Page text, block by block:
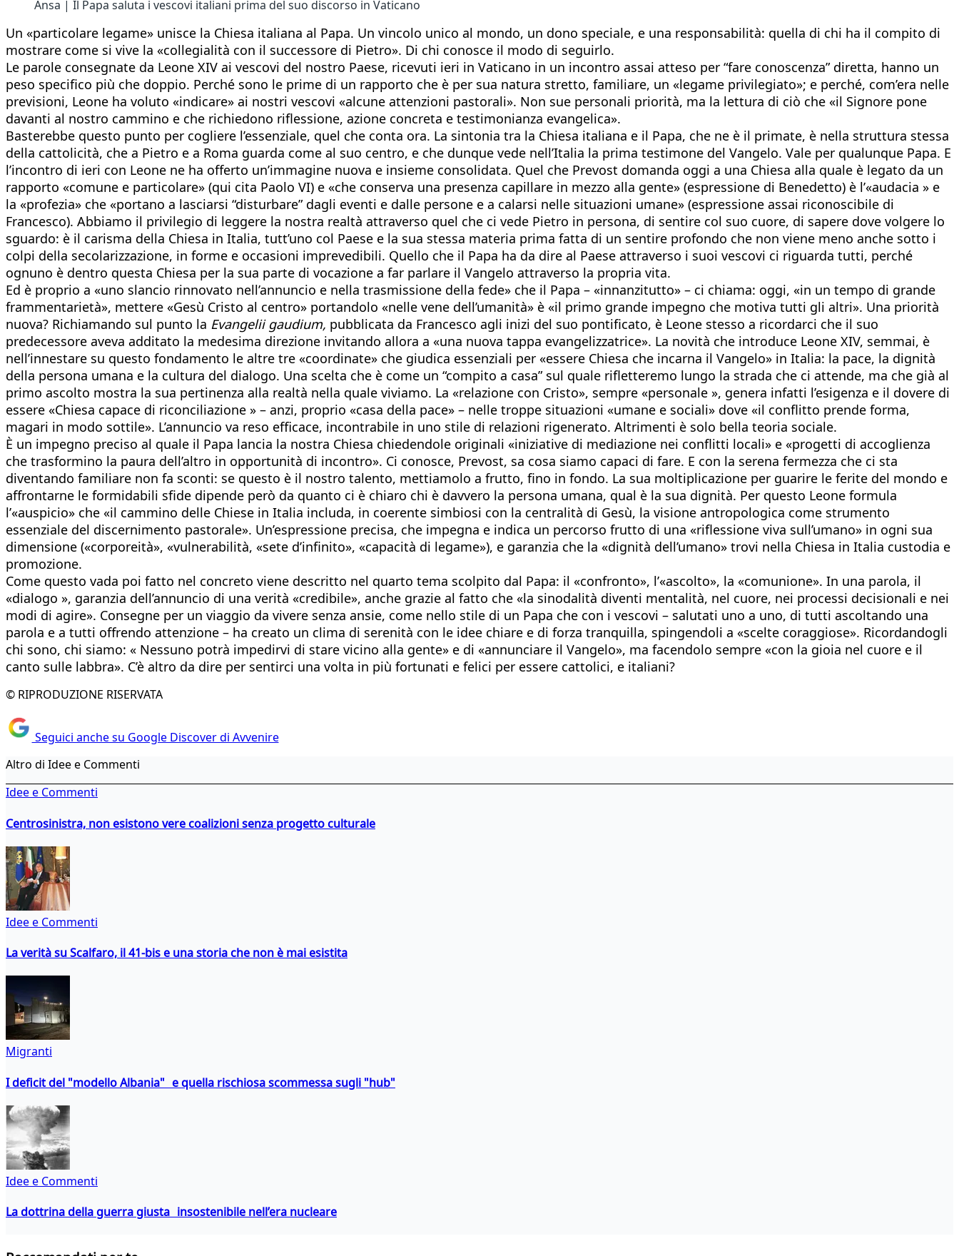
Ansa | Il Papa saluta i vescovi italiani prima del suo discorso in Vaticano
Un «particolare legame» unisce la Chiesa italiana al Papa. Un vincolo unico al mondo, un dono speciale, e una responsabilità: quella di chi ha il compito di
mostrare come si vive la «collegialità con il successore di Pietro». Di chi conosce il modo di seguirlo.
Le parole consegnate da Leone XIV ai vescovi del nostro Paese, ricevuti ieri in Vaticano in un incontro assai atteso per “fare conoscenza” diretta, hanno un
peso specifico più che doppio. Perché sono le prime di un rapporto che è per sua natura stretto, familiare, un «legame privilegiato»; e perché, com’era nelle
previsioni, Leone ha voluto «indicare» ai nostri vescovi «alcune attenzioni pastorali». Non sue personali priorità, ma la lettura di ciò che «il Signore pone
davanti al nostro cammino e che richiedono riflessione, azione concreta e testimonianza evangelica».
Basterebbe questo punto per cogliere l’essenziale, quel che conta ora. La sintonia tra la Chiesa italiana e il Papa, che ne è il primate, è nella struttura stessa
della cattolicità, che a Pietro e a Roma guarda come al suo centro, e che dunque vede nell’Italia la prima testimone del Vangelo. Vale per qualunque Papa. E
l’incontro di ieri con Leone ne ha offerto un’immagine nuova e insieme consolidata. Quel che Prevost domanda oggi a una Chiesa alla quale è legato da un
rapporto «comune e particolare» (qui cita Paolo VI) e «che conserva una presenza capillare in mezzo alla gente» (espressione di Benedetto) è l’«audacia » e
la «profezia» che «portano a lasciarsi “disturbare” dagli eventi e dalle persone e a calarsi nelle situazioni umane» (espressione assai riconoscibile di
Francesco). Abbiamo il privilegio di leggere la nostra realtà attraverso quel che ci vede Pietro in persona, di sentire col suo cuore, di sapere dove volgere lo
sguardo: è il carisma della Chiesa in Italia, tutt’uno col Paese e la sua stessa materia prima fatta di un sentire profondo che non viene meno anche sotto i
colpi della secolarizzazione, in forme e occasioni imprevedibili. Quello che il Papa ha da dire al Paese attraverso i suoi vescovi ci riguarda tutti, perché
ognuno è dentro questa Chiesa per la sua parte di vocazione a far parlare il Vangelo attraverso la propria vita.
Ed è proprio a «uno slancio rinnovato nell’annuncio e nella trasmissione della fede» che il Papa – «innanzitutto» – ci chiama: oggi, «in un tempo di grande
frammentarietà», mettere «Gesù Cristo al centro» portandolo «nelle vene dell’umanità» è «il primo grande impegno che motiva tutti gli altri». Una priorità
nuova? Richiamando sul punto la Evangelii gaudium, pubblicata da Francesco agli inizi del suo pontificato, è Leone stesso a ricordarci che il suo
predecessore aveva additato la medesima direzione invitando allora a «una nuova tappa evangelizzatrice». La novità che introduce Leone XIV, semmai, è
nell’innestare su questo fondamento le altre tre «coordinate» che giudica essenziali per «essere Chiesa che incarna il Vangelo» in Italia: la pace, la dignità
della persona umana e la cultura del dialogo. Una scelta che è come un “compito a casa” sul quale rifletteremo lungo la strada che ci attende, ma che già al
primo ascolto mostra la sua pertinenza alla realtà nella quale viviamo. La «relazione con Cristo», sempre «personale », genera infatti l’esigenza e il dovere di
essere «Chiesa capace di riconciliazione » – anzi, proprio «casa della pace» – nelle troppe situazioni «umane e sociali» dove «il conflitto prende forma,
magari in modo sottile». L’annuncio va reso efficace, incontrabile in uno stile di relazioni rigenerato. Altrimenti è solo bella teoria sociale.
È un impegno preciso al quale il Papa lancia la nostra Chiesa chiedendole originali «iniziative di mediazione nei conflitti locali» e «progetti di accoglienza
che trasformino la paura dell’altro in opportunità di incontro». Ci conosce, Prevost, sa cosa siamo capaci di fare. E con la serena fermezza che ci sta
diventando familiare non fa sconti: se questo è il nostro talento, mettiamolo a frutto, fino in fondo. La sua moltiplicazione per guarire le ferite del mondo e
affrontarne le formidabili sfide dipende però da quanto ci è chiaro chi è davvero la persona umana, qual è la sua dignità. Per questo Leone formula
l’«auspicio» che «il cammino delle Chiese in Italia includa, in coerente simbiosi con la centralità di Gesù, la visione antropologica come strumento
essenziale del discernimento pastorale». Un’espressione precisa, che impegna e indica un percorso frutto di una «riflessione viva sull’umano» in ogni sua
dimensione («corporeità», «vulnerabilità, «sete d’infinito», «capacità di legame»), e garanzia che la «dignità dell’umano» trovi nella Chiesa in Italia custodia e
promozione.
Come questo vada poi fatto nel concreto viene descritto nel quarto tema scolpito dal Papa: il «confronto», l’«ascolto», la «comunione». In una parola, il
«dialogo », garanzia dell’annuncio di una verità «credibile», anche grazie al fatto che «la sinodalità diventi mentalità, nel cuore, nei processi decisionali e nei
modi di agire». Consegne per un viaggio da vivere senza ansie, come nello stile di un Papa che con i vescovi – salutati uno a uno, di tutti ascoltando una
parola e a tutti offrendo attenzione – ha creato un clima di serenità con le idee chiare e di forza tranquilla, spingendoli a «scelte coraggiose». Ricordandogli
chi sono, chi siamo: « Nessuno potrà impedirvi di stare vicino alla gente» e di «annunciare il Vangelo», ma facendolo sempre «con la gioia nel cuore e il
canto sulle labbra». C’è altro da dire per sentirci una volta in più fortunati e felici per essere cattolici, e italiani?
© RIPRODUZIONE RISERVATA
Seguici anche su Google Discover di Avvenire
Altro di Idee e Commenti
Idee e Commenti
Centrosinistra, non esistono vere coalizioni senza progetto culturale
Idee e Commenti
La verità su Scalfaro, il 41-bis e una storia che non è mai esistita
Migranti
I deficit del "modello Albania" e quella rischiosa scommessa sugli "hub"
Idee e Commenti
La dottrina della guerra giusta insostenibile nell’era nucleare